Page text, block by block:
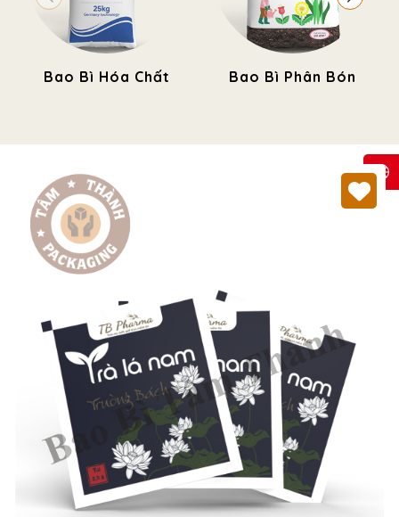
Bao Bì Hóa Chất Bao Bì Phân Bón